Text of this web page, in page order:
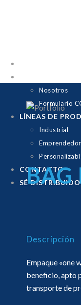
Nosotros
Formulario
LÍNEAS DE
Industrial
CONTACTO
SÉBAG
Descripción
Empaque «one
beneficio, apto
transporte de